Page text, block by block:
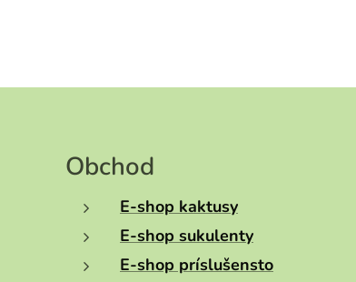
Obchod
E-shop kaktusy
E-shop sukulenty
E-shop príslušensto